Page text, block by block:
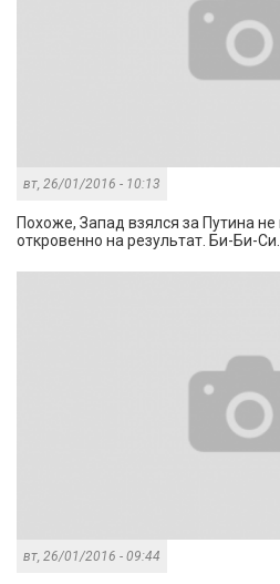
вт, 26/01/2016 - 10:13
Похоже, Запад взялся за Путина
откровенно на результат. Би-Би-
вт, 26/01/2016 - 09:44